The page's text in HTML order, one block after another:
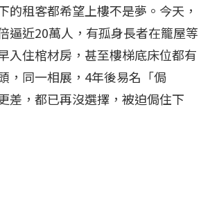
的租客都希望上樓不是夢。今天，
逼近20萬人，有孤身長者在籠屋等
入住棺材房，甚至樓梯底床位都有
，同一相展，4年後易名「侷
差，都已再沒選擇，被迫侷住下